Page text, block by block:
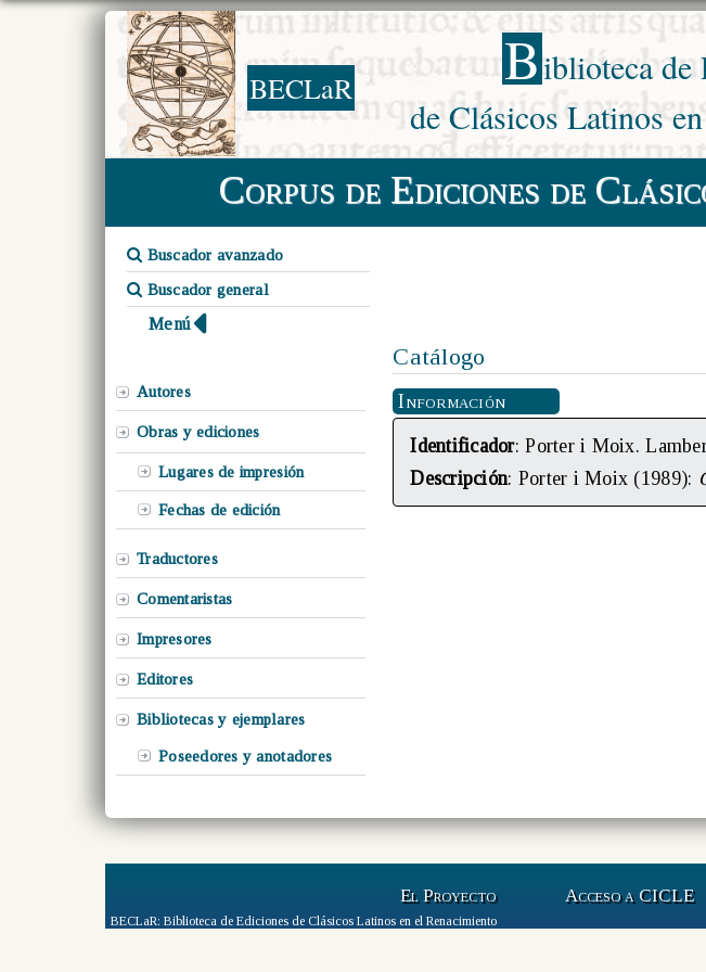
BECLaR Biblioteca de
de Clásicos Latinos
Corpus de Ediciones de
Buscador avanzado
Buscador general
Menú
Autores
Obras y ediciones
Lugares de impresión
Fechas de edición
Traductores
Comentaristas
Impresores
Editores
Bibliotecas y ejemplares
Poseedores y anotadores
Catálogo
Información
Identificador: Porter i Moix.
Descripción: Porter i Moix (1989):
El Proyecto Acceso a CICLE
BECLaR: Biblioteca de Ediciones de Clásicos Latinos en el Renacimiento